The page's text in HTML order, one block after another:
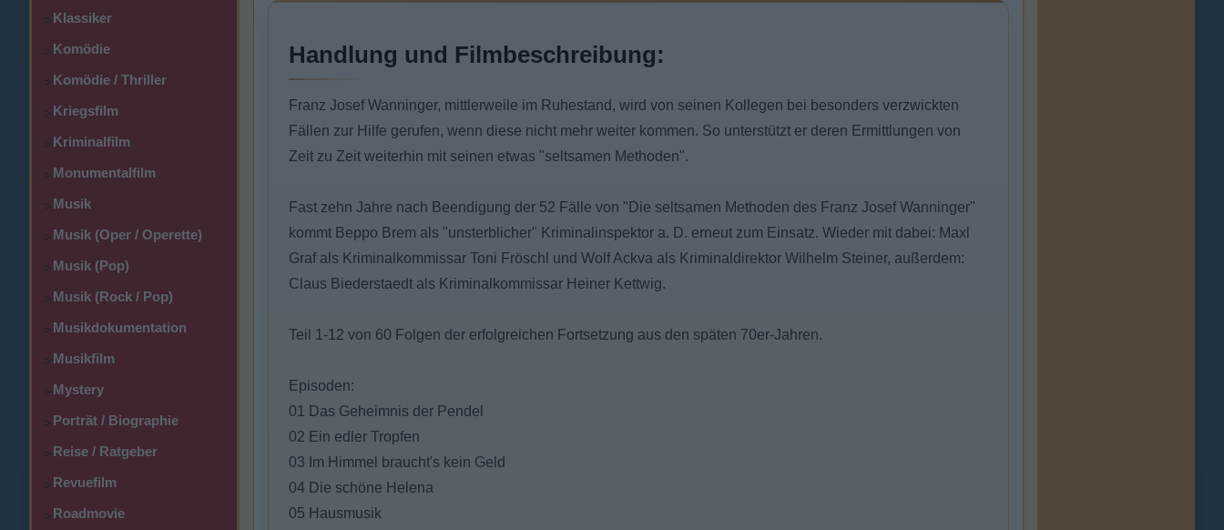
>Klassiker
>Komödie
>Komödie / Thriller
>Kriegsfilm
>Kriminalfilm
>Monumentalfilm
>Musik
>Musik (Oper / Operette)
>Musik (Pop)
>Musik (Rock / Pop)
>Musikdokumentation
>Musikfilm
>Mystery
>Porträt / Biographie
>Reise / Ratgeber
>Revuefilm
>Roadmovie
Handlung und Filmbeschreibung:
Franz Josef Wanninger, mittlerweile im Ruhestand, wird von seinen Kollegen bei besonders verzwickten
Fällen zur Hilfe gerufen, wenn diese nicht mehr weiter kommen. So unterstützt er deren Ermittlungen von
Zeit zu Zeit weiterhin mit seinen etwas "seltsamen Methoden".
Fast zehn Jahre nach Beendigung der 52 Fälle von "Die seltsamen Methoden des Franz Josef Wanninger"
kommt Beppo Brem als "unsterblicher" Kriminalinspektor a. D. erneut zum Einsatz. Wieder mit dabei: Maxl
Graf als Kriminalkommissar Toni Fröschl und Wolf Ackva als Kriminaldirektor Wilhelm Steiner, außerdem:
Claus Biederstaedt als Kriminalkommissar Heiner Kettwig.
Teil 1-12 von 60 Folgen der erfolgreichen Fortsetzung aus den späten 70er-Jahren.
Episoden:
01 Das Geheimnis der Pendel
02 Ein edler Tropfen
03 Im Himmel braucht's kein Geld
04 Die schöne Helena
05 Hausmusik